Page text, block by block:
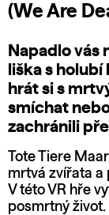
(We Are
Napadlo vás
liška s holubí
hrát si s
smíchat
zachránili
Tote Tiere
mrtvá zvířata a
V této VR hře
posmrtný